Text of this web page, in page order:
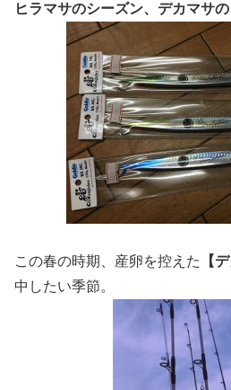
ヒラマサのシーズン、デカマサの
この春の時期、産卵を控えた 【
中したい季節。